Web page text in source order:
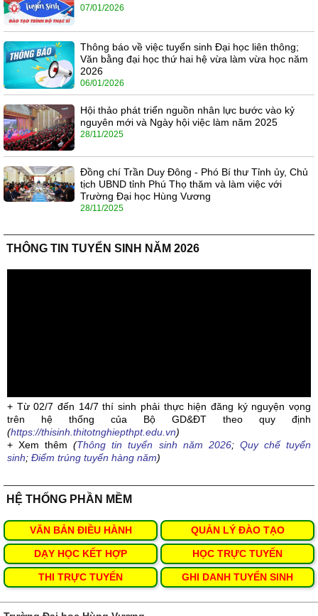
07/01/2026
Thông báo về việc tuyển sinh Đại học liên thông;
Văn bằng đại học thứ hai hệ vừa làm vừa học năm
2026
06/01/2026
Hội thảo phát triển nguồn nhân lực bước vào kỷ
nguyên mới và Ngày hội việc làm năm 2025
28/11/2025
Đồng chí Trần Duy Đông - Phó Bí thư Tỉnh ủy, Chủ
tịch UBND tỉnh Phú Thọ thăm và làm việc với
Trường Đại học Hùng Vương
28/11/2025
THÔNG TIN TUYỂN SINH NĂM 2026
+ Từ 02/7 đến 14/7 thí sinh phải thực hiện đăng ký nguyện vọng
trên hệ thống của Bộ GD&ĐT theo quy định
(https://thisinh.thitotnghiepthpt.edu.vn)
+ Xem thêm(Thông tin tuyển sinh năm 2026; Quy chế tuyển
sinh; Điểm trúng tuyển hàng năm)
HỆ THỐNG PHẦN MỀM
VĂN BẢN ĐIỀU HÀNH QUẢN LÝ ĐÀO TẠO
DẠY HỌC KẾT HỢP HỌC TRỰC TUYẾN
THI TRỰC TUYẾN GHI DANH TUYỂN SINH